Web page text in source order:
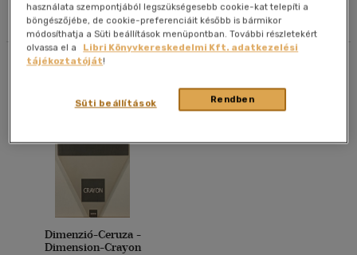
Szűrés Rendezés
Megjelenítés
20 db / oldal
Alkalmaz
Dimenzió-Ceruza -
Dimension-Crayon
használata szempontjából legszükségesebb cookie-kat telepíti a
böngészőjébe, de cookie-preferenciáit később is bármikor
módosíthatja a Süti beállítások menüpontban. További részletekért
olvassa el a
Libri Könyvkereskedelmi Kft. adatkezelési
tájékoztatóját!
Rendben
Süti beállítások